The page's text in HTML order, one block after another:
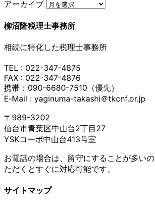
アーカイブ
柳沼隆税理士事務所
相続に特化した税理士事務所
TEL : 022-347-4875
FAX : 022-347-4876
携帯：090-6680-7510（優先）
E‐Mail : yaginuma-takashi＠tkcnf.or.jp
〒989-3202
仙台市青葉区中山台2丁目27
YSKコーポ中山台413号室
お電話の場合は、留守にすることが多い
ただくとすぐに対応可能です。
サイトマップ